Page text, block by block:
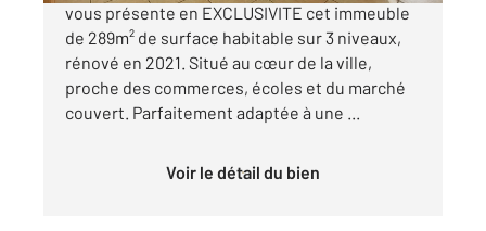
vous présente en EXCLUSIVITE cet immeuble
de 289m² de surface habitable sur 3 niveaux,
rénové en 2021. Situé au cœur de la ville,
proche des commerces, écoles et du marché
couvert. Parfaitement adaptée à une ...
Voir le détail du bien